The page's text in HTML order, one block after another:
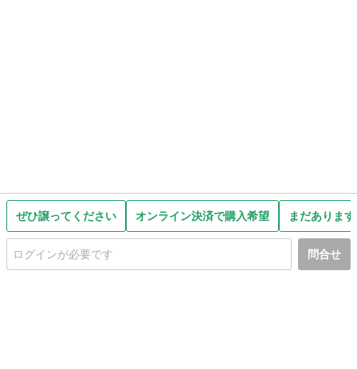
ぜひ譲ってください オンライン決済で購入希望 まだありま
問合せ